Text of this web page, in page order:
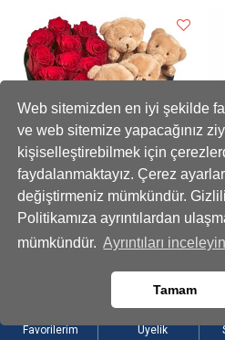
Web sitemizden en iyi şekilde
ve web sitemize yapacağınız
kişiselleştirebilmek için
faydalanmaktayız. Çerez
değiştirmeniz mümkündür.
Politikamıza ayrıntılardan
mümkündür. Ayrıntıları inceleyin
Tamam
Kadife Kalpli Ayıcıklı Kutuda Çikolatalı
Kırmızı Gül
Sepette % 10 indirim
Favorilerim Üyelik